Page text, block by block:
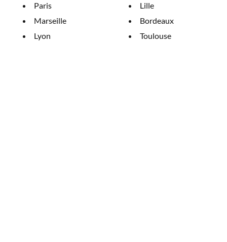
Paris
Marseille
Lyon
Lille
Bordeaux
Toulouse